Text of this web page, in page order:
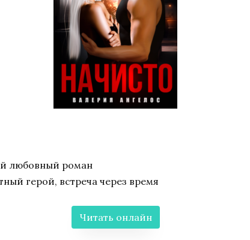
любовный роман
герой, встреча через время
Читать онлайн